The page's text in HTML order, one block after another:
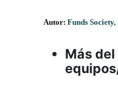
Autor: Funds
Más